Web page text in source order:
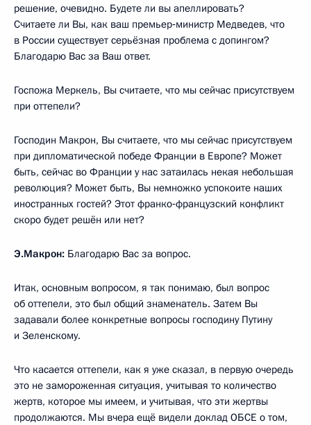
решение, очевидно. Будете ли вы апеллировать?
Считаете ли Вы, как ваш премьер‑министр Медведев, что
в России существует серьёзная проблема с допингом?
Благодарю Вас за Ваш ответ.
Госпожа Меркель, Вы считаете, что мы сейчас присутствуем
при оттепели?
Господин Макрон, Вы считаете, что мы сейчас присутствуем
при дипломатической победе Франции в Европе? Может
быть, сейчас во Франции у нас затаилась некая небольшая
революция? Может быть, Вы немножко успокоите наших
иностранных гостей? Этот франко‑французский конфликт
скоро будет решён или нет?
Э.Макрон: Благодарю Вас за вопрос.
Итак, основным вопросом, я так понимаю, был вопрос
об оттепели, это был общий знаменатель. Затем Вы
задавали более конкретные вопросы господину Путину
и Зеленскому.
Что касается оттепели, как я уже сказал, в первую очередь
это не замороженная ситуация, учитывая то количество
жертв, которое мы имеем, и учитывая, что эти жертвы
продолжаются. Мы вчера ещё видели доклад ОБСЕ о том,